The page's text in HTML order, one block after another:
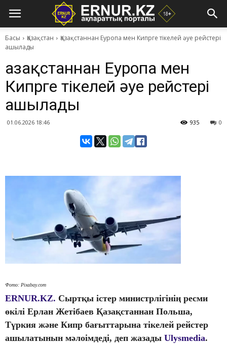
Басы Қазақстан
Қазақстаннан Еуропа мен Кипрге тікелей әуе рейстері
ашылады
Қазақстаннан Еуропа мен
Кипрге тікелей әуе рейстері
ашылады
01.06.2026 18:46 0
935
Фото: Pixabay.com
ERNUR.KZ. Сыртқы істер министрлігінің ресми
өкілі Ерлан Жетібаев Қазақстаннан Польша,
Түркия және Кипр бағыттарына тікелей рейстер
ашылатынын мәлоімдеді, деп жазады Ulysmedia.